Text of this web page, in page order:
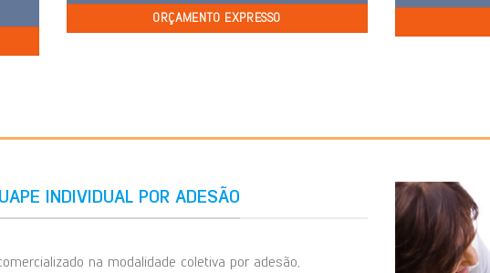
ORÇAMENTO EXPRESSO
INDIVIDUAL POR ADESÃO
na modalidade coletiva por adesão,